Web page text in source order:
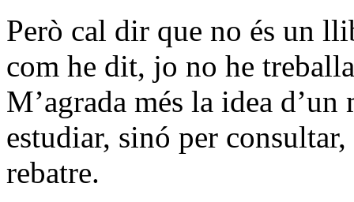
Però cal dir que no és un
com he dit, jo no he
M’agrada més la idea
estudiar, sinó per
rebatre.